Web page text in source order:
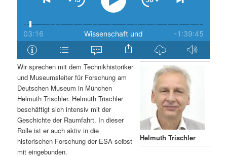
n
Helmuth Trischler
Wir sprechen mit dem Technikhistoriker
und Museumsleiter für Forschung am
Deutschen Museum in München
Helmuth Trischler. Helmuth Trischler
beschäftigt sich intensiv mit der
Geschichte der Raumfahrt. In dieser
Rolle ist er auch aktiv in die
historischen Forschung der ESA selbst
mit eingebunden.